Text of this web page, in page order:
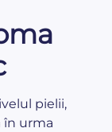
pielii,
în urma